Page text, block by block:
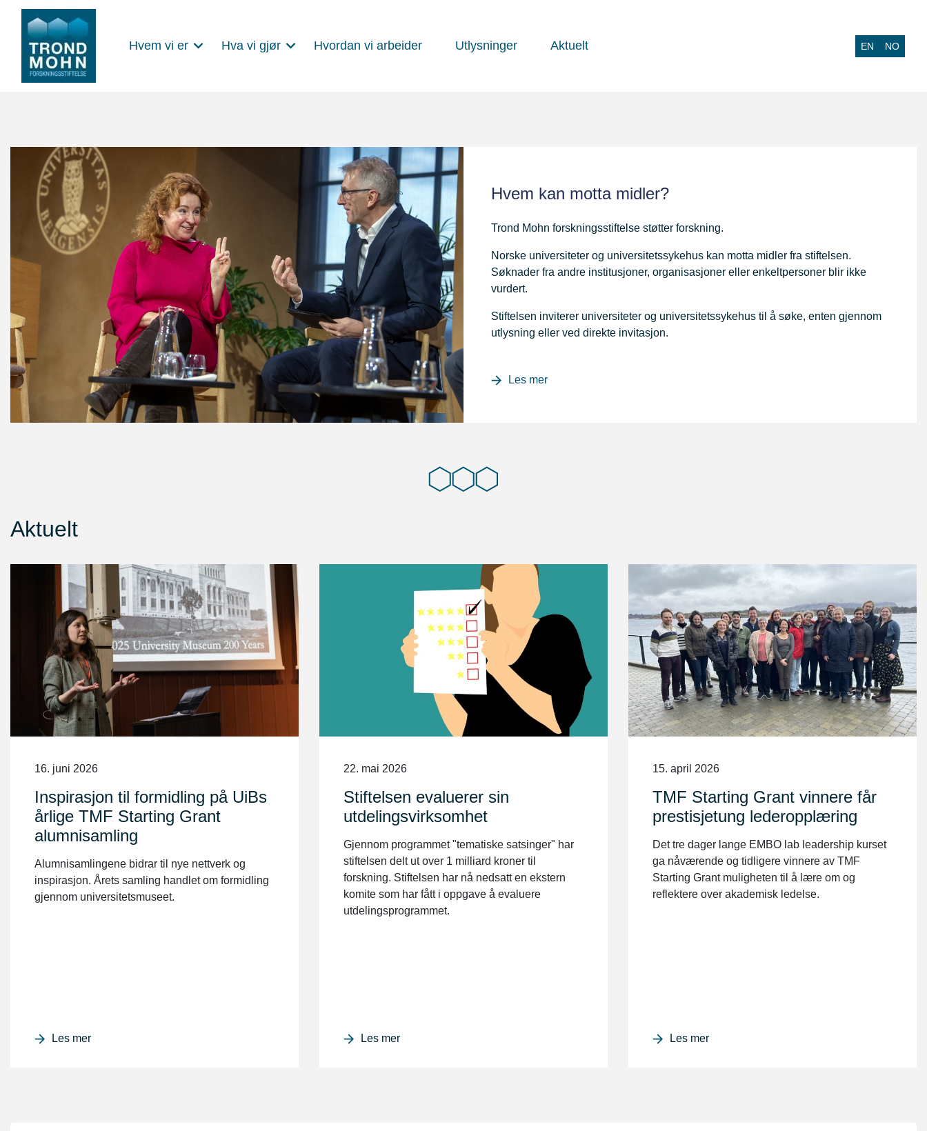
Main Navigation
Hvem vi er Hva vi gjør Hvordan vi arbeider Utlysninger Aktuelt EN NO
Hvem kan motta midler?
Trond Mohn forskningsstiftelse støtter forskning.
Norske universiteter og universitetssykehus kan motta midler fra stiftelsen.
Søknader fra andre institusjoner, organisasjoner eller enkeltpersoner blir ikke
vurdert.
Stiftelsen inviterer universiteter og universitetssykehus til å søke, enten gjennom
utlysning eller ved direkte invitasjon.
Les mer
Aktuelt
16. juni 2026
Inspirasjon til formidling på UiBs
årlige TMF Starting Grant
alumnisamling
Alumnisamlingene bidrar til nye nettverk og
inspirasjon. Årets samling handlet om formidling
gjennom universitetsmuseet.
Les mer
22. mai 2026
Stiftelsen evaluerer sin
utdelingsvirksomhet
Gjennom programmet "tematiske satsinger" har
stiftelsen delt ut over 1 milliard kroner til
forskning. Stiftelsen har nå nedsatt en ekstern
komite som har fått i oppgave å evaluere
utdelingsprogrammet.
Les mer
15. april 2026
TMF Starting Grant vinnere får
prestisjetung lederopplæring
Det tre dager lange EMBO lab leadership kurset
ga nåværende og tidligere vinnere av TMF
Starting Grant muligheten til å lære om og
reflektere over akademisk ledelse.
Les mer